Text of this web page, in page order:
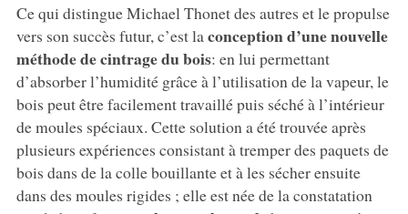
Ce qui distingue Michael Thonet des autres et le propulse
vers son succès futur, c’est la conception d’une nouvelle
méthode de cintrage du bois: en lui permettant
d’absorber l’humidité grâce à l’utilisation de la vapeur, le
bois peut être facilement travaillé puis séché à l’intérieur
de moules spéciaux. Cette solution a été trouvée après
plusieurs expériences consistant à tremper des paquets de
bois dans de la colle bouillante et à les sécher ensuite
dans des moules rigides ; elle est née de la constatation